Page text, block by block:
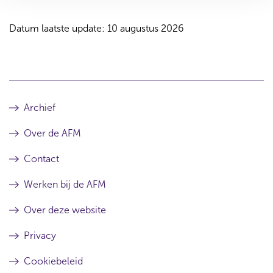
Datum laatste update: 10 augustus 2026
Archief
Over de AFM
Contact
Werken bij de AFM
Over deze website
Privacy
Cookiebeleid